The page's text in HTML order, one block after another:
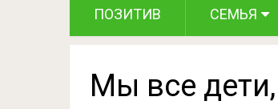
ПОЗИТИВ СЕМЬЯ
Мы все